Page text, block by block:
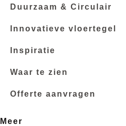
Duurzaam & Circulair
Innovatieve vloertegel
Inspiratie
Waar te zien
Offerte aanvragen
Meer